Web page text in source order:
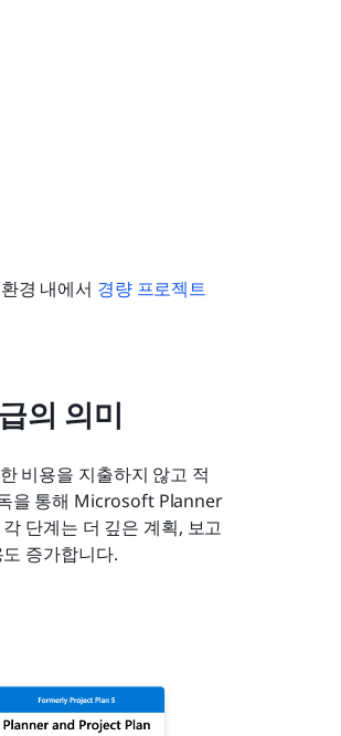
경 내에서 경량 프로젝트
의 의미
비용을 지출하지 않고 적
을 통해 Microsoft Planner
단계는 더 깊은 계획, 보고
증가합니다.